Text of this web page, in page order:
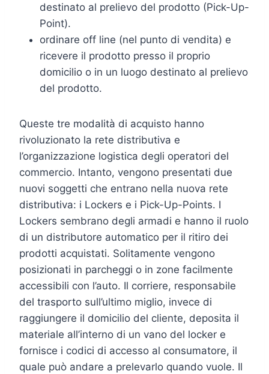
destinato al prelievo del prodotto (Pick-Up-
Point).
ordinare off line (nel punto di vendita) e
ricevere il prodotto presso il proprio
domicilio o in un luogo destinato al prelievo
del prodotto.
Queste tre modalità di acquisto hanno
rivoluzionato la rete distributiva e
l’organizzazione logistica degli operatori del
commercio. Intanto, vengono presentati due
nuovi soggetti che entrano nella nuova rete
distributiva: i Lockers e i Pick-Up-Points. I
Lockers sembrano degli armadi e hanno il ruolo
di un distributore automatico per il ritiro dei
prodotti acquistati. Solitamente vengono
posizionati in parcheggi o in zone facilmente
accessibili con l’auto. Il corriere, responsabile
del trasporto sull’ultimo miglio, invece di
raggiungere il domicilio del cliente, deposita il
materiale all’interno di un vano del locker e
fornisce i codici di accesso al consumatore, il
quale può andare a prelevarlo quando vuole. Il